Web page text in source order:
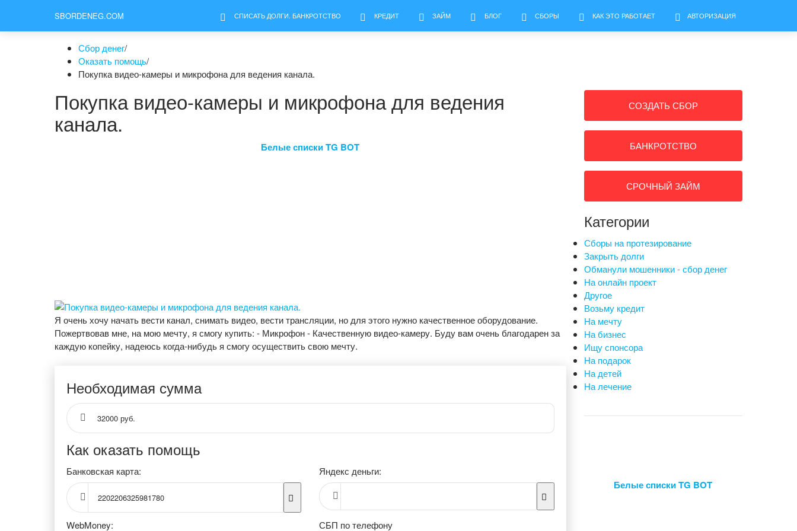
SBORDENEG.COM СПИСАТЬ ДОЛГИ. БАНКРОТСТВО КРЕДИТ ЗАЙМ БЛОГ СБОРЫ КАК ЭТО РАБОТАЕТ АВТОРИЗАЦИЯ
Сбор денег/
Оказать помощь/
Покупка видео-камеры и микрофона для ведения канала.
Покупка видео-камеры и микрофона для ведения
канала.
Белые списки TG BOT
Я очень хочу начать вести канал, снимать видео, вести трансляции, но для этого нужно качественное оборудование.
Пожертвовав мне, на мою мечту, я смогу купить: - Микрофон - Качественную видео-камеру. Буду вам очень благодарен за
каждую копейку, надеюсь когда-нибудь я смогу осуществить свою мечту.
Необходимая сумма
32000 руб.
Как оказать помощь
Банковская карта:
2202206325981780
Яндекс деньги:
WebMoney: СБП по телефону
СОЗДАТЬ СБОР
БАНКРОТСТВО
СРОЧНЫЙ ЗАЙМ
Категории
Сборы на протезирование
Закрыть долги
Обманули мошенники - сбор денег
На онлайн проект
Другое
Возьму кредит
На мечту
На бизнес
Ищу спонсора
На подарок
На детей
На лечение
Белые списки TG BOT